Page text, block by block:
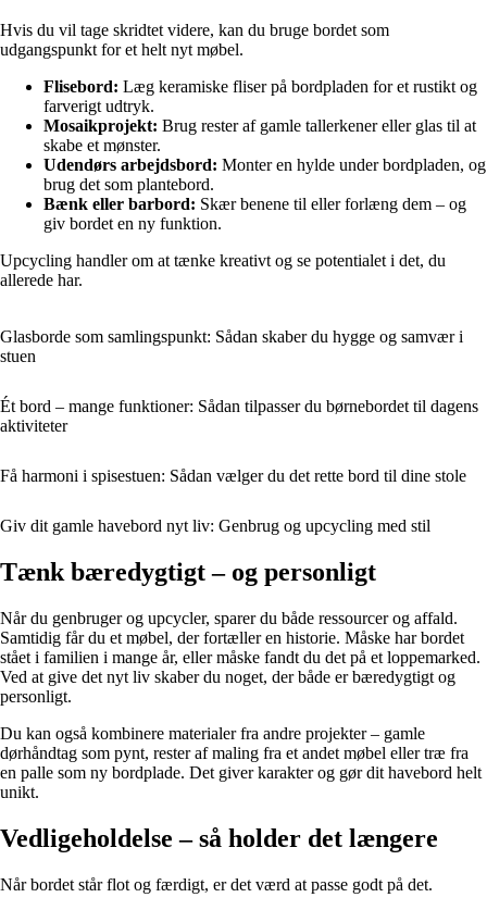
Hvis du vil tage skridtet videre, kan du bruge bordet som
udgangspunkt for et helt nyt møbel.
Flisebord: Læg keramiske fliser på bordpladen for et rustikt og
farverigt udtryk.
Mosaikprojekt: Brug rester af gamle tallerkener eller glas til at
skabe et mønster.
Udendørs arbejdsbord: Monter en hylde under bordpladen, og
brug det som plantebord.
Bænk eller barbord: Skær benene til eller forlæng dem – og
giv bordet en ny funktion.
Upcycling handler om at tænke kreativt og se potentialet i det, du
allerede har.
Glasborde som samlingspunkt: Sådan skaber du hygge og samvær i
stuen
Ét bord – mange funktioner: Sådan tilpasser du børnebordet til dagens
aktiviteter
Få harmoni i spisestuen: Sådan vælger du det rette bord til dine stole
Giv dit gamle havebord nyt liv: Genbrug og upcycling med stil
Tænk bæredygtigt – og personligt
Når du genbruger og upcycler, sparer du både ressourcer og affald.
Samtidig får du et møbel, der fortæller en historie. Måske har bordet
stået i familien i mange år, eller måske fandt du det på et loppemarked.
Ved at give det nyt liv skaber du noget, der både er bæredygtigt og
personligt.
Du kan også kombinere materialer fra andre projekter – gamle
dørhåndtag som pynt, rester af maling fra et andet møbel eller træ fra
en palle som ny bordplade. Det giver karakter og gør dit havebord helt
unikt.
Vedligeholdelse – så holder det længere
Når bordet står flot og færdigt, er det værd at passe godt på det.